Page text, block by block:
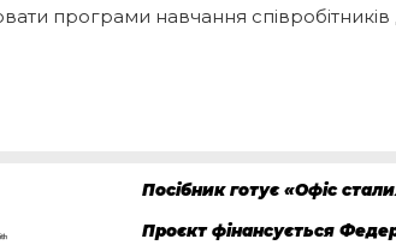
програми навчання
Посібник готує «Офіс
Проєкт фінансується